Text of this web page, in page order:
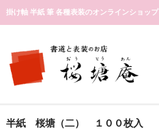
掛け軸 半紙 筆 各種表装のオンラインショップ
店舗ページ
半紙 桜塘（二） １００枚入